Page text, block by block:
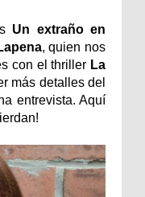
Un extraño en
, quien nos
con el thriller La
más detalles del
entrevista. Aquí